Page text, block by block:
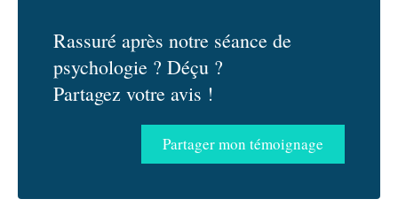
Rassuré après notre séance de
psychologie ? Déçu ?
Partagez votre avis !
Partager mon témoignage